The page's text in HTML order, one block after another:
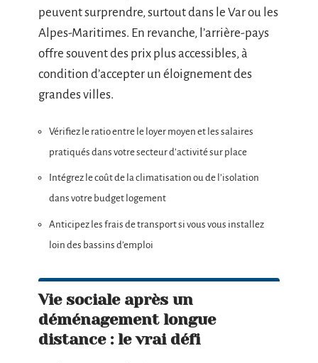
peuvent surprendre, surtout dans le Var ou les
Alpes-Maritimes. En revanche, l’arrière-pays
offre souvent des prix plus accessibles, à
condition d’accepter un éloignement des
grandes villes.
Vérifiez le ratio entre le loyer moyen et les salaires
pratiqués dans votre secteur d’activité sur place
Intégrez le coût de la climatisation ou de l’isolation
dans votre budget logement
Anticipez les frais de transport si vous vous installez
loin des bassins d’emploi
Vie sociale après un
déménagement longue
distance : le vrai défi